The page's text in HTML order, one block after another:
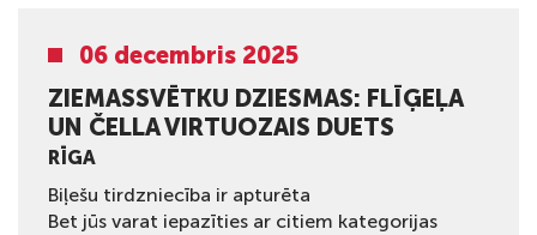
06 decembris 2025
ZIEMASSVĒTKU DZIESMAS: FLĪĢEĻA
UN ČELLA VIRTUOZAIS DUETS
RĪGA
Biļešu tirdzniecība ir apturēta
Bet jūs varat iepazīties ar citiem kategorijas